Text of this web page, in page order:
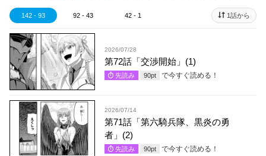
142 - 93 92 - 43 42 - 1 1話から
2026/07/28
第72話「交渉開始」(1)
先読み 90pt で今すぐ読める！
2026/07/14
第71話「第六騎兵隊、黒炎の勇
者」(2)
先読み 90pt で今すぐ読める！